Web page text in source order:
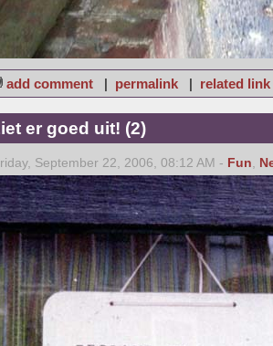
add comment | permalink | related link
er goed uit! (2)
September 22, 2006, 08:12 AM - Fun,